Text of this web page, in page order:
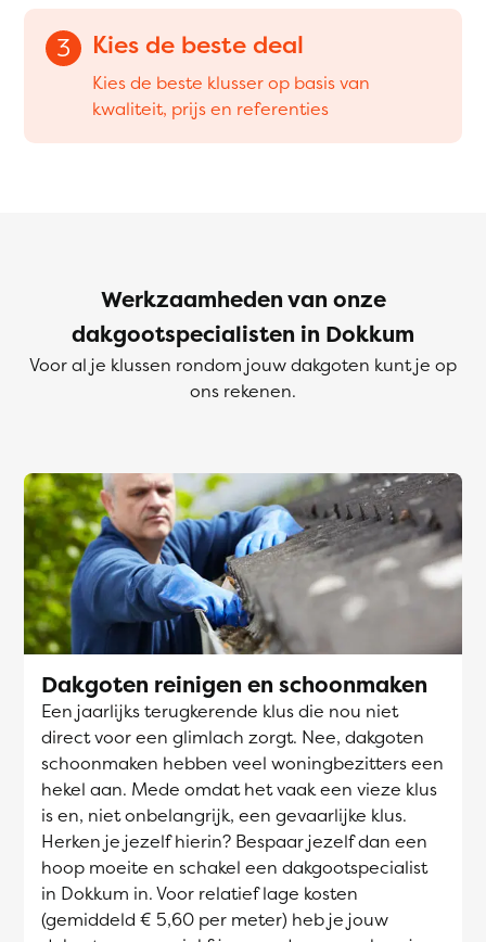
3 Kies de beste deal
Kies de beste klusser op basis van
kwaliteit, prijs en referenties
Werkzaamheden van onze
dakgootspecialisten in Dokkum
Voor al je klussen rondom jouw dakgoten kunt je op
ons rekenen.
Dakgoten reinigen en schoonmaken
Een jaarlijks terugkerende klus die nou niet
direct voor een glimlach zorgt. Nee, dakgoten
schoonmaken hebben veel woningbezitters een
hekel aan. Mede omdat het vaak een vieze klus
is en, niet onbelangrijk, een gevaarlijke klus.
Herken je jezelf hierin? Bespaar jezelf dan een
hoop moeite en schakel een dakgootspecialist
in Dokkum in. Voor relatief lage kosten
(gemiddeld € 5,60 per meter) heb je jouw